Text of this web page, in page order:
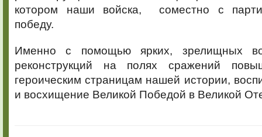
котором наши войска, соместно с
победу.
Именно с помощью ярких, зрелищных
реконструкций на полях сражений
героическим страницам нашей истории,
и восхищение Великой Победой в Великой